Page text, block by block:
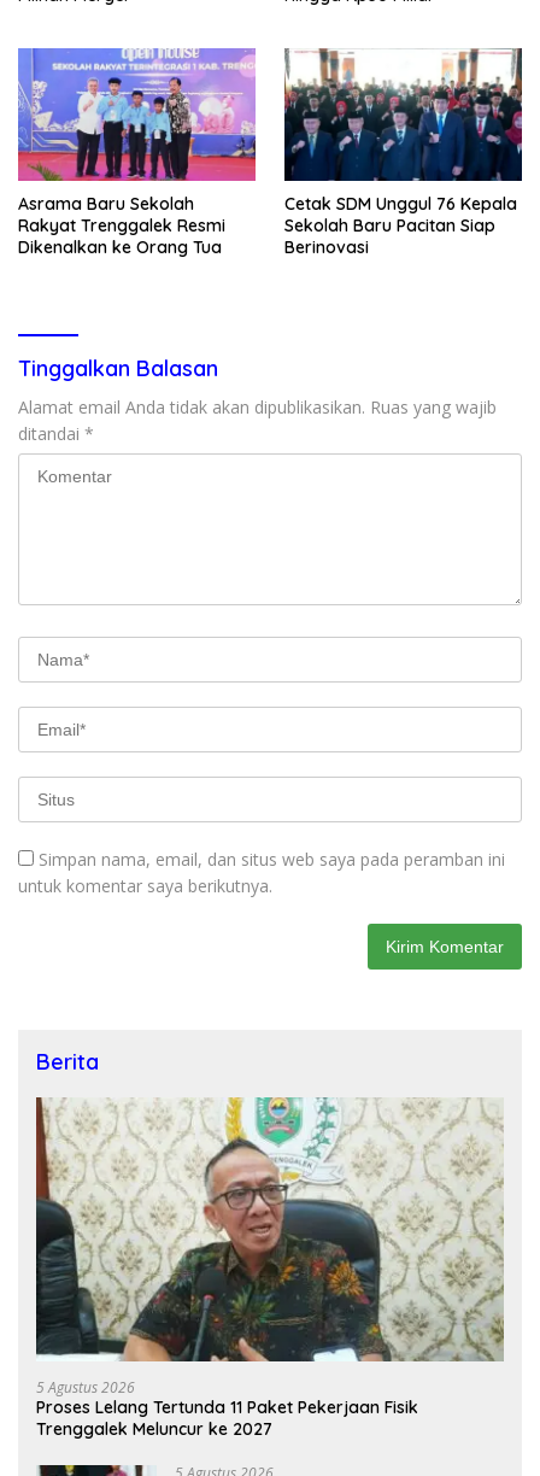
Asrama Baru Sekolah
Rakyat Trenggalek Resmi
Dikenalkan ke Orang Tua
Cetak SDM Unggul 76 Kepala
Sekolah Baru Pacitan Siap
Berinovasi
Tinggalkan Balasan
Alamat email Anda tidak akan dipublikasikan. Ruas yang wajib
ditandai *
Simpan nama, email, dan situs web saya pada peramban ini
untuk komentar saya berikutnya.
Berita
5 Agustus 2026
Proses Lelang Tertunda 11 Paket Pekerjaan Fisik
Trenggalek Meluncur ke 2027